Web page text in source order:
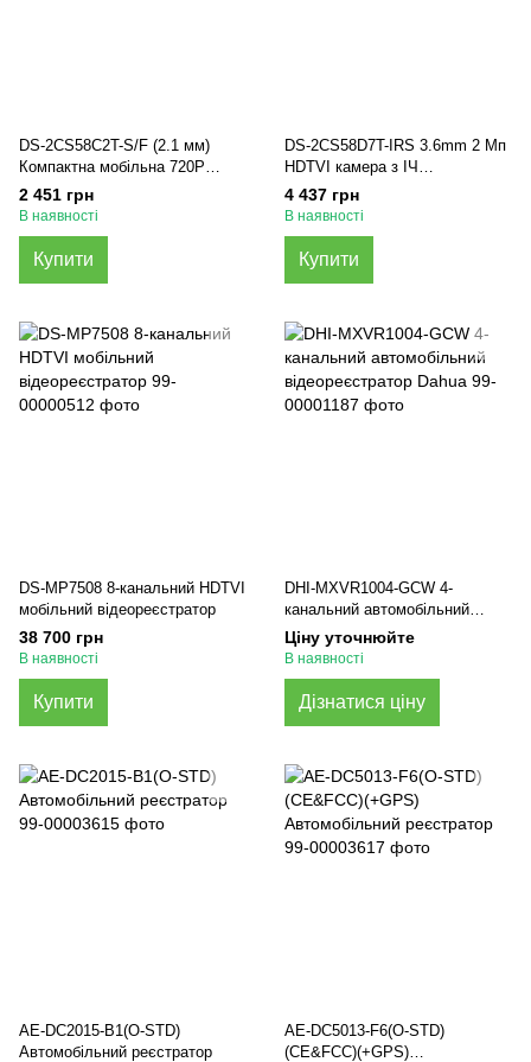
DS-2CS58C2T-S/F (2.1 мм)
Компактна мобільна 720P
камера Hikvision
2 451 грн
В наявності
Купити
DS-2CS58D7T-IRS 3.6mm 2 Мп
HDTVI камера з ІЧ
підсвічуванням
4 437 грн
В наявності
Купити
DS-MP7508 8-канальний HDTVI
мобільний відеореєстратор
38 700 грн
В наявності
Купити
DHI-MXVR1004-GCW 4-
канальний автомобільний
відеореєстратор Dahua
Ціну уточнюйте
В наявності
Дізнатися ціну
AE-DC2015-B1(O-STD)
Автомобільний реєстратор
AE-DC5013-F6(O-STD)
(CE&FCC)(+GPS)